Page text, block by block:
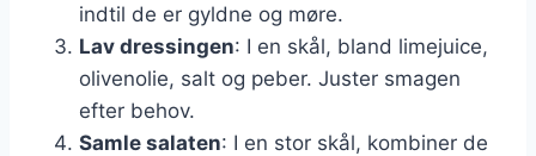
indtil de er gyldne og møre.
Lav dressingen: I en skål, bland limejuice,
olivenolie, salt og peber. Juster smagen
efter behov.
Samle salaten: I en stor skål, kombiner de